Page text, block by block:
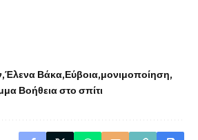
Έλενα Βάκα Εύβοια μονιμοποίηση
Βοήθεια στο σπίτι